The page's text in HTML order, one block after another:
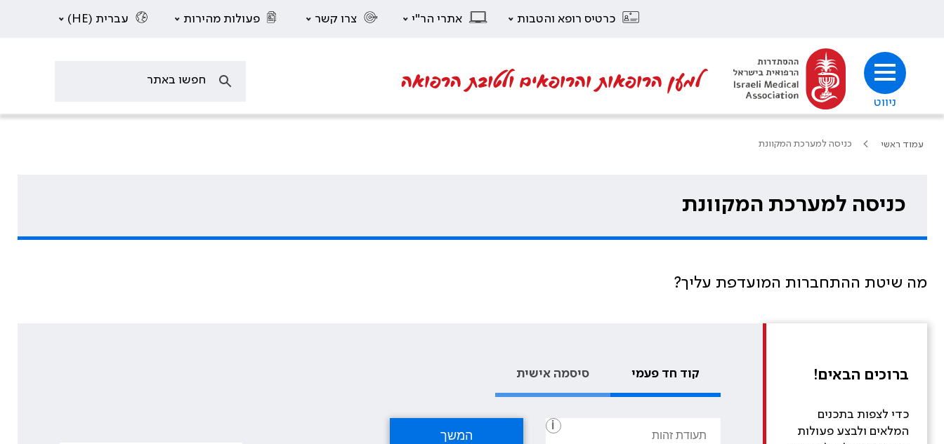
כרטיס רופא והטבות אתרי הר"י צרו קשר פעולות מהירות עברית (HE)
ניווט
למען הרופאות והרופאים ולטובת הרפואה
עמוד ראשי כניסה למערכת המקוונת
כניסה למערכת המקוונת
מה שיטת ההתחברות המועדפת עליך?
ברוכים הבאים!
כדי לצפות בתכנים
המלאים ולבצע פעולות
קוד חד פעמי סיסמה אישית
i